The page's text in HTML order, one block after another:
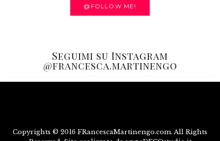
@FOLLOW ME!
Seguimi su Instagram
@francesca.martinengo
Copyrights © 2016 FRancescaMartinengo.com. All Rights